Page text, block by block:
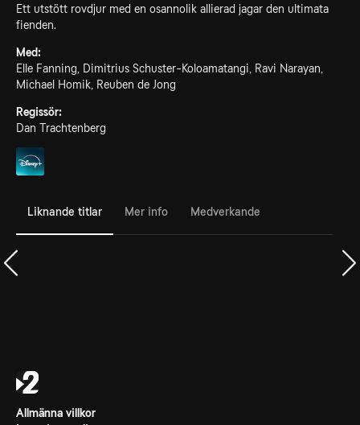
Ett utstött rovdjur med en osannolik allierad jagar den ultimata
fienden.
Med:
Elle Fanning, Dimitrius Schuster-Koloamatangi, Ravi Narayan,
Michael Homik, Reuben de Jong
Regissör:
Dan Trachtenberg
Liknande titlar Mer info Medverkande
Allmänna villkor